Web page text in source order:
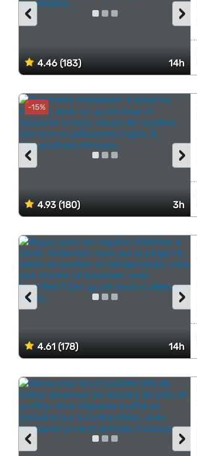
4.46 (183) 14h
›
‹
-15%
4.93 (180) 3h
›
‹
4.61 (178) 14h
›
‹
›
‹